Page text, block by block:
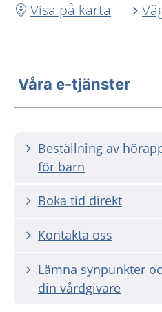
Visa på karta
Våra e-tjänster
Beställning av
för barn
Boka tid direkt
Kontakta oss
Lämna synpunkter
din vårdgivare